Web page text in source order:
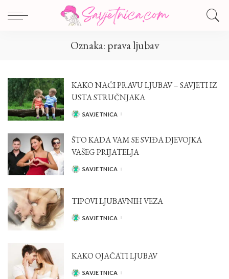
Oznaka: prava ljubav
KAKO NAĆI PRAVU LJUBAV – SAVJETI IZ
USTA STRUČNJAKA
POSTED
SAVJETNICA
ŠTO KADA VAM SE SVIĐA DJEVOJKA
VAŠEG PRIJATELJA
POSTED
SAVJETNICA
TIPOVI LJUBAVNIH VEZA
POSTED
SAVJETNICA
KAKO OJAČATI LJUBAV
POSTED
SAVJETNICA